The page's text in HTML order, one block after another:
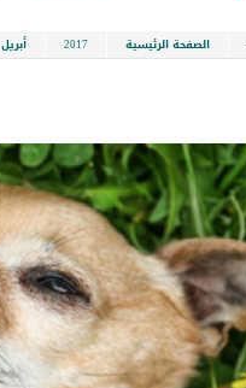
الصفحة الرئيسية 2017 أبريل